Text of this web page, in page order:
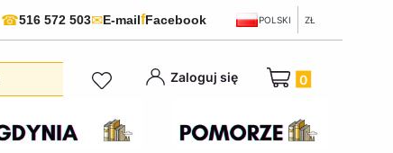
☎516 572 503✉E-mailfFacebook POLSKI ZŁ
Zaloguj się Produkty w